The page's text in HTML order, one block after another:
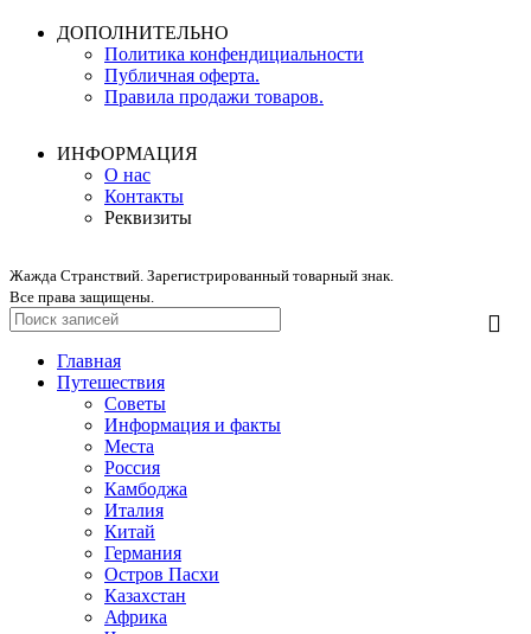
ДОПОЛНИТЕЛЬНО
Политика конфендициальности
Публичная оферта.
Правила продажи товаров.
ИНФОРМАЦИЯ
О нас
Контакты
Реквизиты
Жажда Странствий. Зарегистрированный товарный знак.
Все права защищены.
Главная
Путешествия
Советы
Информация и факты
Места
Россия
Камбоджа
Италия
Китай
Германия
Остров Пасхи
Казахстан
Африка